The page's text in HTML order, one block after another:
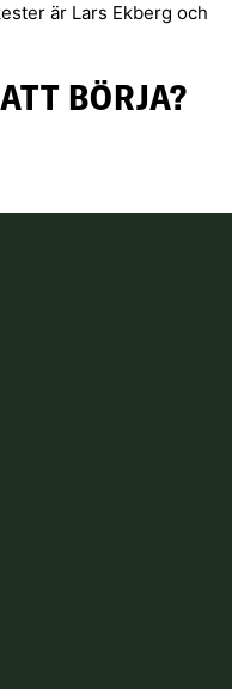
är Lars Ekberg och
BÖRJA?